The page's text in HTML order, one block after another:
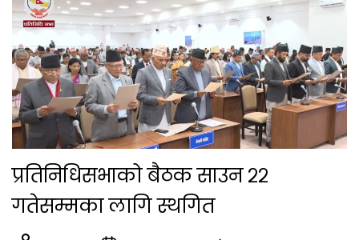
प्रतिनिधिसभाको बैठक साउन २२
गतेसम्मका लागि स्थगित